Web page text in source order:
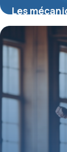
Les
sorcière
28 août 2025